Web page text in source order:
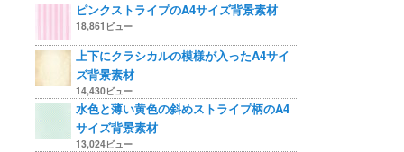
ピンクストライプのA4サイズ背景素材
18,861ビュー
上下にクラシカルの模様が入ったA4サイ
ズ背景素材
14,430ビュー
水色と薄い黄色の斜めストライプ柄のA4
サイズ背景素材
13,024ビュー